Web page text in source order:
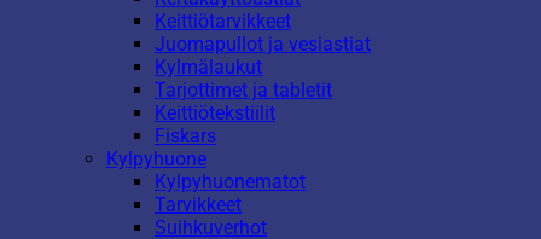
Keittiötarvikkeet
Juomapullot ja vesiastiat
Kylmälaukut
Tarjottimet ja tabletit
Keittiötekstiilit
Fiskars
Kylpyhuone
Kylpyhuonematot
Tarvikkeet
Suihkuverhot